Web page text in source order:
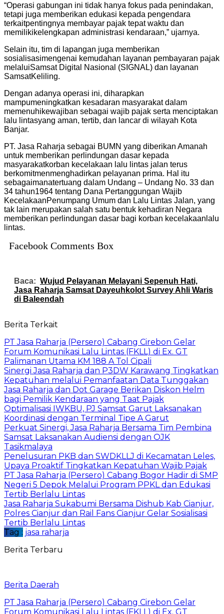
“Operasi gabungan ini tidak hanya fokus pada penindakan,
tetapi juga memberikan edukasi kepada pengendara
terkaitpentingnya membayar pajak tepat waktu dan
memilikikelengkapan administrasi kendaraan,” ujarnya.
Selain itu, tim di lapangan juga memberikan
sosialisasimengenai kemudahan layanan pembayaran pajak
melaluiSamsatDigital Nasional (SIGNAL) dan layanan
SamsatKeliling.
Dengan adanya operasi ini, diharapkan
mampumeningkatkan kesadaran masyarakat dalam
memenuhikewajiban sebagai wajib pajak serta menciptakan
lalu lintasyang aman, tertib, dan lancar di wilayah Kota
Banjar.
PT. Jasa Raharja sebagai BUMN yang diberikan Amanah
untuk memberikan perlindungan dasar kepada
masyarakatkorban kecelakaan lalu lintas jalan terus
berkomitmenmenghadirkan pelayanan prima. Hal itu
sebagaimanatertuang dalam Undang – Undang No. 33 dan
34 tahun1964 tentang Dana Pertanggungan Wajib
KecelakaanPenumpang Umum dan Lalu Lintas Jalan, yang
tak lain merupakan salah satu bentuk kehadiran Negara
memberikan perlindungan dasar bagi korban kecelakaan lalu
lintas.
Facebook Comments Box
Baca: Wujud Pelayanan Melayani Sepenuh Hati,
Jasa Raharja Samsat Dayeuhkolot Survey Ahli Waris
di Baleendah
Berita Terkait
PT Jasa Raharja (Persero) Cabang Cirebon Gelar
Forum Komunikasi Lalu Lintas (FKLL) di Ex. GT
Palimanan Utama KM 188 A Tol Cipali
Sinergi Jasa Raharja dan P3DW Karawang Tingkatkan
Kepatuhan melalui Pemanfaatan Data Tunggakan
Jasa Raharja dan Dot Garage Berikan Diskon Helm
bagi Pemilik Kendaraan yang Taat Pajak
Optimalisasi IWKBU, PJ Samsat Garut Laksanakan
Koordinasi dengan Terminal Tipe A Garut
Perkuat Sinergi, Jasa Raharja Bersama Tim Pembina
Samsat Laksanakan Audiensi dengan OJK
Tasikmalaya
Penelusuran PKB dan SWDKLLJ di Kecamatan Leles,
Upaya Proaktif Tingkatkan Kepatuhan Wajib Pajak
PT Jasa Raharja (Persero) Cabang Bogor Hadir di SMP
Negeri 5 Depok Melalui Program PPKL dan Edukasi
Tertib Berlalu Lintas
Jasa Raharja Sukabumi Bersama Dishub Kab Cianjur,
Polres Cianjur dan Rail Fans Cianjur Gelar Sosialisasi
Tertib Berlalu Lintas
Tag : jasa raharja
Berita Terbaru
Berita Daerah
PT Jasa Raharja (Persero) Cabang Cirebon Gelar
Forum Komunikasi Lalu Lintas (FKLL) di Ex. GT